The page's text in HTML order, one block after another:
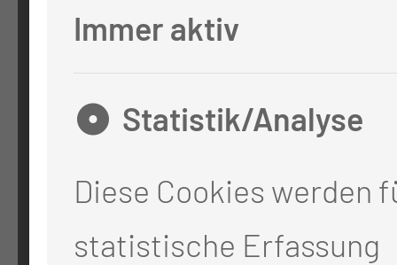
0355 46 -0
info@mul-ct.de
mul-ct.de
ADRESSE
Medizinische Universität
Immer aktiv
Statistik/Analyse
Diese Cookies werden
statistische Erfassung